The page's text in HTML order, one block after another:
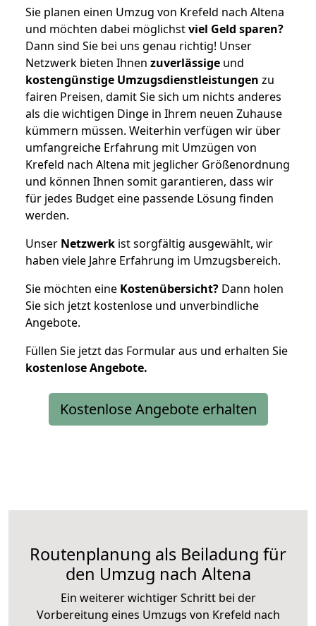
Sie planen einen Umzug von Krefeld nach Altena
und möchten dabei möglichstviel Geld sparen?
Dann sind Sie bei uns genau richtig! Unser
Netzwerk bieten Ihnen zuverlässige und
kostengünstige Umzugsdienstleistungen zu
fairen Preisen, damit Sie sich um nichts anderes
als die wichtigen Dinge in Ihrem neuen Zuhause
kümmern müssen. Weiterhin verfügen wir über
umfangreiche Erfahrung mit Umzügen von
Krefeld nach Altena mit jeglicher Größenordnung
und können Ihnen somit garantieren, dass wir
für jedes Budget eine passende Lösung finden
werden.
Unser Netzwerk ist sorgfältig ausgewählt, wir
haben viele Jahre Erfahrung im Umzugsbereich.
Sie möchten eine Kostenübersicht? Dann holen
Sie sich jetzt kostenlose und unverbindliche
Angebote.
Füllen Sie jetzt das Formular aus und erhalten Sie
kostenloseAngebote.
Kostenlose Angebote erhalten
Routenplanung als Beiladung für
den Umzug nach Altena
Ein weiterer wichtiger Schritt bei der
Vorbereitung eines Umzugs von Krefeld nach